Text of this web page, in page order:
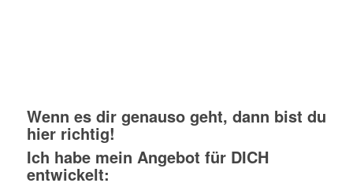
Wenn es dir genauso geht, dann bist du
hierrichtig!
Ich habe mein Angebot für DICH
entwickelt: